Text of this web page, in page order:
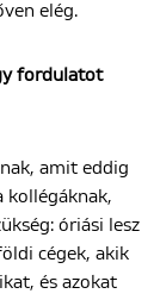
elég.
fordulatot
amit eddig
kollégáknak,
óriási lesz
cégek, akik
és azokat